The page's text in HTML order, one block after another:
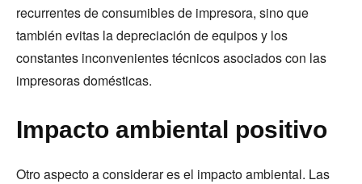
recurrentes de consumibles de impresora, sino que
también evitas la depreciación de equipos y los
constantes inconvenientes técnicos asociados con las
impresoras domésticas.
Impacto ambiental positivo
Otro aspecto a considerar es el impacto ambiental. Las